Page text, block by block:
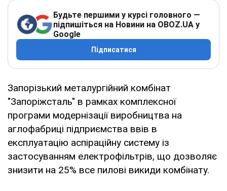
Будьте першими у курсі головного —
підпишіться на Новини на OBOZ.UA у
Google
Підписатися
Запорізький металургійний комбінат
"Запоріжсталь" в рамках комплексної
програми модернізації виробництва на
аглофабриці підприємства ввів в
експлуатацію аспіраційну систему із
застосуванням електрофільтрів, що дозволяє
знизити на 25% все пилові викиди комбінату.